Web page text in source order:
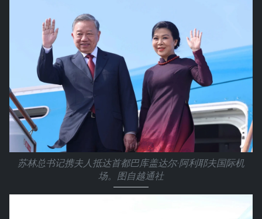
苏林总书记携夫人抵达首都巴库盖达尔·阿利耶夫国际机
场。图自越通社